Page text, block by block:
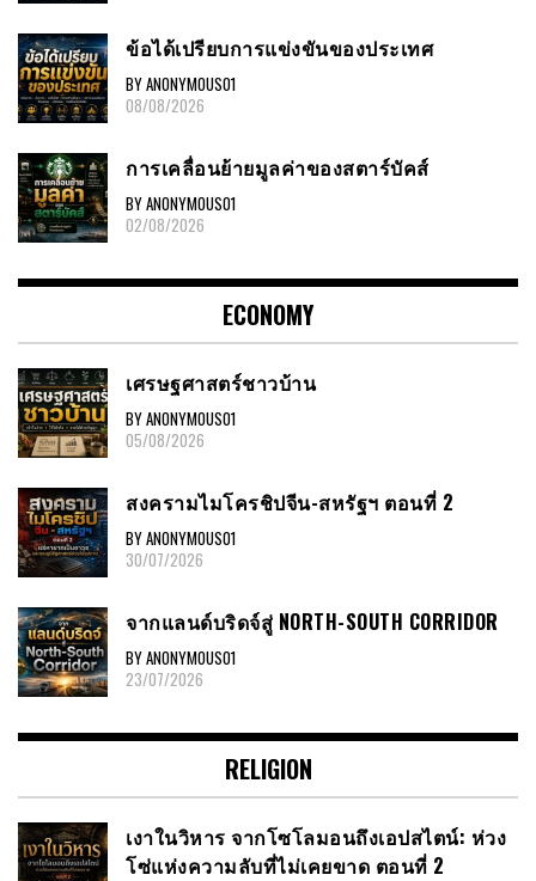
ข้อได้เปรียบการแข่งขันของประเทศ
BY ANONYMOUS01
08/08/2026
การเคลื่อนย้ายมูลค่าของสตาร์บัคส์
BY ANONYMOUS01
02/08/2026
ECONOMY
เศรษฐศาสตร์ชาวบ้าน
BY ANONYMOUS01
05/08/2026
สงครามไมโครชิปจีน-สหรัฐฯ ตอนที่ 2
BY ANONYMOUS01
30/07/2026
จากแลนด์บริดจ์สู่ NORTH-SOUTH CORRIDOR
BY ANONYMOUS01
23/07/2026
RELIGION
เงาในวิหาร จากโซโลมอนถึงเอปสไตน์: ห่วง
โซ่แห่งความลับที่ไม่เคยขาด ตอนที่ 2